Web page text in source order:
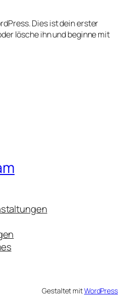
Dies ist dein erster
lösche ihn und beginne mit
Gestaltet mitWordPress